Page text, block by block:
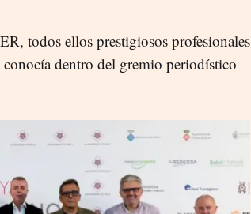
todos ellos prestigiosos profesionales
dentro del gremio periodístico